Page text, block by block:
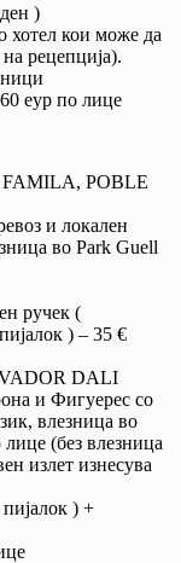
)
хотел кои може да
рецепција).
еур по лице
POBLE
и локален
во Park Guell
ручек (
) – 35 €
DALI
и Фигуерес со
влезница во
(без влезница
излет изнесува
) +